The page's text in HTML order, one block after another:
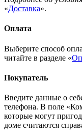
«Доставка».
Оплата
Выберите способ
читайте в разделе «
Покупатель
Введите данные о
телефона. В поле
которые могут
доме считаются